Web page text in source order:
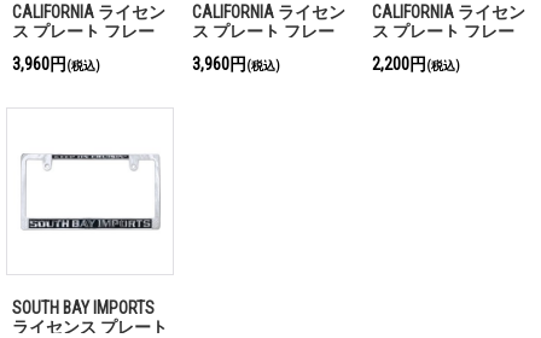
CALIFORNIA ライセン
ス プレート フレー
イズ
3,960円(税込)
CALIFORNIA ライセン
ス プレート フレー
ズ
3,960円(税込)
CALIFORNIA ライセン
ス プレート フレー
イズ
2,200円(税込)
SOUTH BAY IMPORTS
ライセンス プレート